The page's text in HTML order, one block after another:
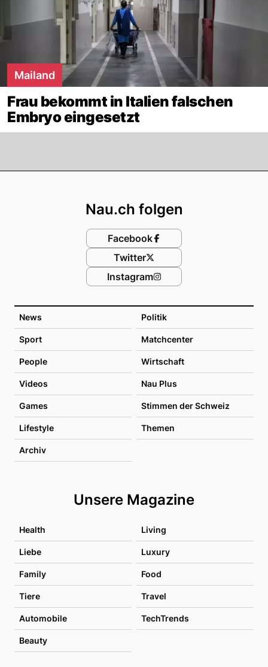
Mailand
Frau bekommt in Italien falschen
Embryo eingesetzt
News Politik
Sport Matchcenter
People Wirtschaft
Videos Nau Plus
Games Stimmen der Schweiz
Lifestyle Themen
Archiv
Unsere Magazine
Health Living
Liebe Luxury
Family Food
Tiere Travel
Automobile TechTrends
Beauty
Nau.ch folgen
Facebook
Twitter
Instagram